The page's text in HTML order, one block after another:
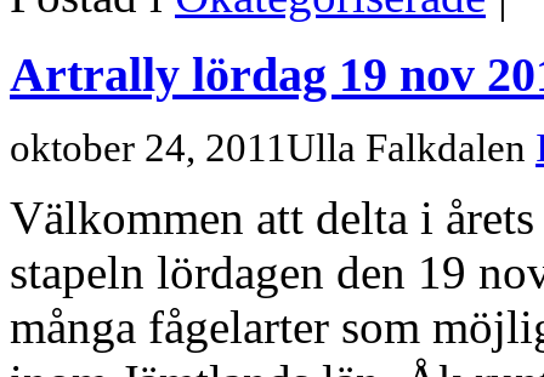
Artrally lördag 19 nov
oktober 24, 2011Ulla Falkdalen
Välkommen att delta i
stapeln lördagen den 19
många fågelarter som